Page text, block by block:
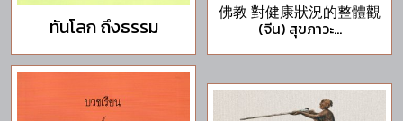
ทันโลก ถึงธรรม
佛教 對健康狀況的整體觀
(จีน) สุขภาวะ...